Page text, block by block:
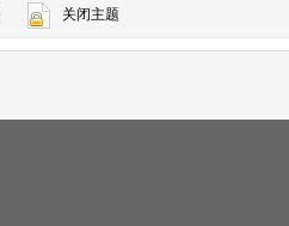
关闭主题